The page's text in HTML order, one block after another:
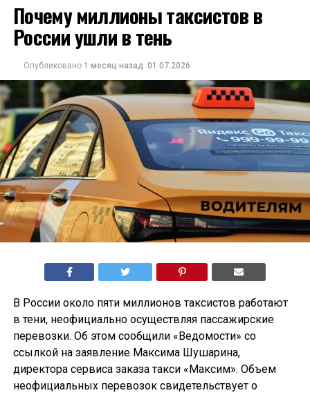
Почему миллионы таксистов в
России ушли в тень
Опубликовано 1 месяц назад 01.07.2026
В России около пяти миллионов таксистов работают
в тени, неофициально осуществляя пассажирские
перевозки. Об этом сообщили «Ведомости» со
ссылкой на заявление Максима Шушарина,
директора сервиса заказа такси «Максим». Объем
неофициальных перевозок свидетельствует о